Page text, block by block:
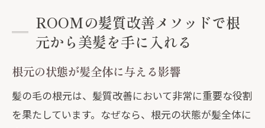
髪質改善における根元ケアの重要性
法
根元から美髪を育む日常のケアルーティ
ン
ROOMの髪質改善メソッドで根
元から美髪を手に入れる
根元の状態が髪全体に与える影響
髪の毛の根元は、髪質改善において非常に重要な役割
を果たしています。なぜなら、根元の状態が髪全体に